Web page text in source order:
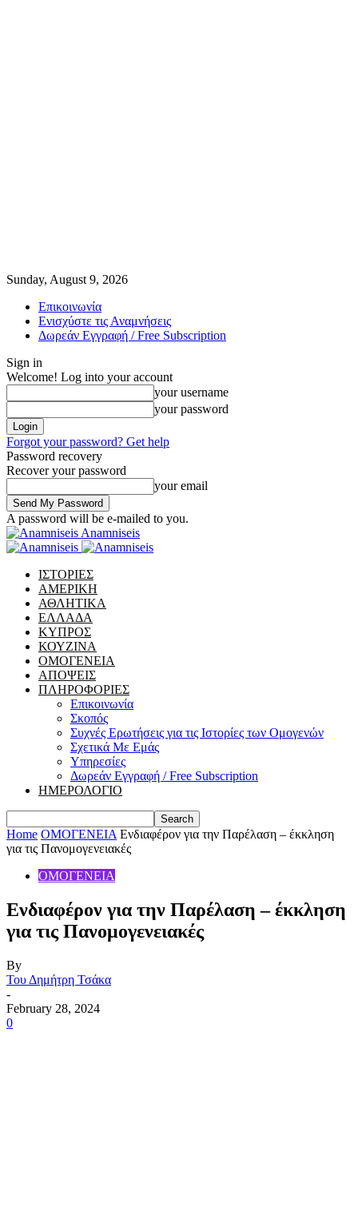
Sunday, August 9, 2026
Επικοινωνία
Ενισχύστε τις Αναμνήσεις
Δωρεάν Εγγραφή / Free Subscription
Sign in
Welcome! Log into your account
your username
your password
Forgot your password? Get help
Password recovery
Recover your password
your email
A password will be e-mailed to you.
Anamniseis
ΙΣΤΟΡΙΕΣ
ΑΜΕΡΙΚΗ
ΑΘΛΗΤΙΚΑ
ΕΛΛΑΔΑ
ΚΥΠΡΟΣ
ΚΟΥΖΙΝΑ
ΟΜΟΓΕΝΕΙΑ
ΑΠΟΨΕΙΣ
ΠΛΗΡΟΦΟΡΙΕΣ
Επικοινωνία
Σκοπός
Συχνές Ερωτήσεις για τις Ιστορίες των Ομογενών
Σχετικά Με Εμάς
Υπηρεσίες
Δωρεάν Εγγραφή / Free Subscription
ΗΜΕΡΟΛΟΓΙΟ
Home ΟΜΟΓΕΝΕΙΑ Ενδιαφέρον για την Παρέλαση – έκκληση
για τις Πανομογενειακές
ΟΜΟΓΕΝΕΙΑ
Ενδιαφέρον για την Παρέλαση – έκκληση
για τις Πανομογενειακές
By
Του Δημήτρη Τσάκα
-
February 28, 2024
0